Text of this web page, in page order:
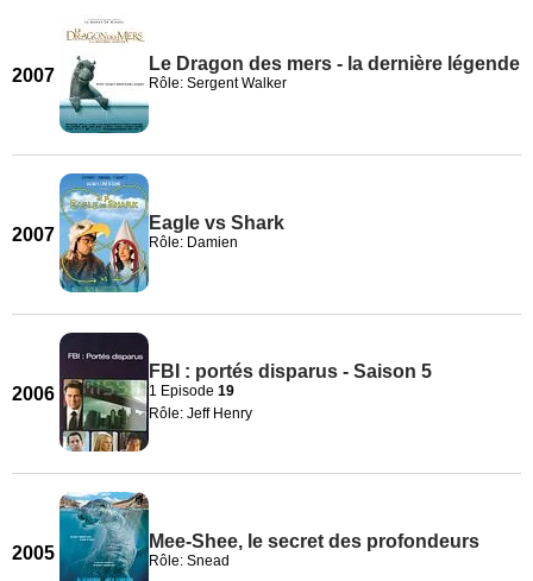
2007
Le Dragon des mers - la dernière légende
Rôle: Sergent Walker
2007
Eagle vs Shark
Rôle: Damien
2006
FBI : portés disparus - Saison 5
1 Episode 19
Rôle: Jeff Henry
2005
Mee-Shee, le secret des profondeurs
Rôle: Snead